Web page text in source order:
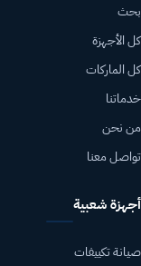
بحث
كل الأجهزة
كل الماركات
خدماتنا
من نحن
تواصل معنا
أجهزة شعبية
صيانة تكييفات